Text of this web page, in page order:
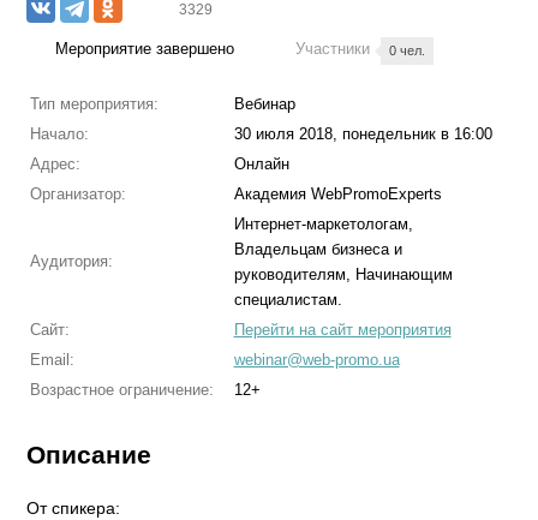
3329
Мероприятие завершено Участники 0 чел.
Тип мероприятия:
Вебинар
Начало:
30 июля 2018, понедельник в 16:00
Адрес:
Онлайн
Организатор:
Академия WebPromoExperts
Аудитория:
Интернет-маркетологам,
Владельцам бизнеса и
руководителям, Начинающим
специалистам.
Сайт:
Перейти на сайт мероприятия
Email:
webinar@web-promo.ua
Возрастное ограничение:
12+
Описание
От спикера: